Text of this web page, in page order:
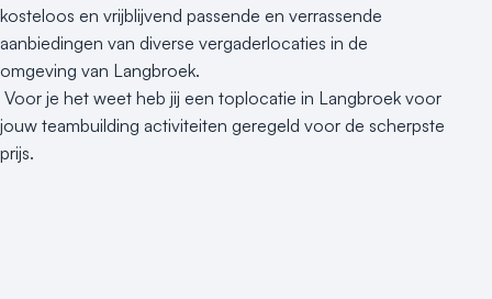
kosteloos en vrijblijvend passende en verrassende
aanbiedingen van diverse vergaderlocaties in de
omgeving van Langbroek.
Voor je het weet heb jij een toplocatie in Langbroek voor
jouw teambuilding activiteiten geregeld voor de scherpste
prijs.